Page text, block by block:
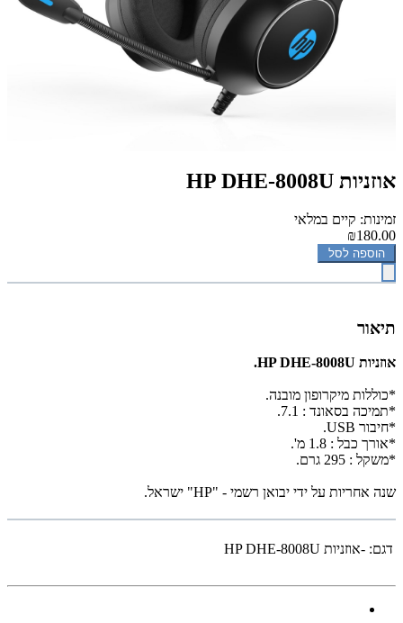
אוזניות HP DHE-8008U
זמינות: קיים במלאי
₪180.00
הוספה לסל
תיאור
אוזניות HP DHE-8008U.
*כוללות מיקרופון מובנה.
*תמיכה בסאונד : 7.1.
*חיבור USB.
*אורך כבל : 1.8 מ'.
*משקל : 295 גרם.
שנה אחריות על ידי יבואן רשמי - "HP" ישראל.
דגם: -אוזניות HP DHE-8008U